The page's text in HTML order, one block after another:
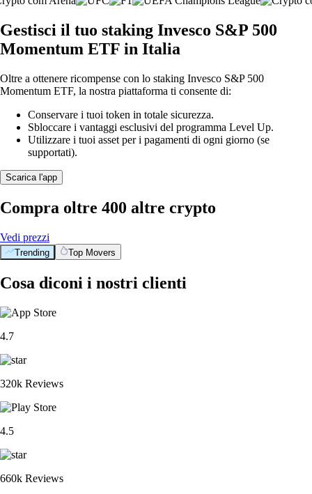
Gestisci il tuo staking Invesco S&P 500
Momentum ETF in Italia
Oltre a ottenere ricompense con lo staking Invesco S&P 500
Momentum ETF, la nostra piattaforma ti consente di:
Conservare i tuoi token in totale sicurezza.
Sbloccare i vantaggi esclusivi del programma Level Up.
Utilizzare i tuoi asset per i pagamenti di ogni giorno (se
supportati).
Scarica l'app
Compra oltre 400 altre crypto
Vedi prezzi
Trending Top Movers
Cosa diconi i nostri clienti
4.7
320k Reviews
4.5
660k Reviews